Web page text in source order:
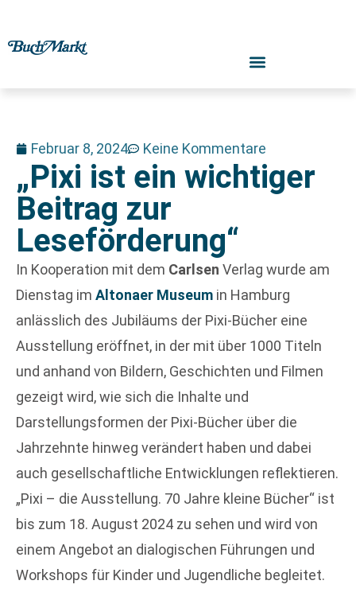
Februar 8, 2024 Keine Kommentare
„Pixi ist ein wichtiger
Beitrag zur
Leseförderung“
In Kooperation mit dem Carlsen Verlag wurde am
Dienstag im Altonaer Museum in Hamburg
anlässlich des Jubiläums der Pixi-Bücher eine
Ausstellung eröffnet, in der mit über 1000 Titeln
und anhand von Bildern, Geschichten und Filmen
gezeigt wird, wie sich die Inhalte und
Darstellungsformen der Pixi-Bücher über die
Jahrzehnte hinweg verändert haben und dabei
auch gesellschaftliche Entwicklungen reflektieren.
„Pixi – die Ausstellung. 70 Jahre kleine Bücher“ ist
bis zum 18. August 2024 zu sehen und wird von
einem Angebot an dialogischen Führungen und
Workshops für Kinder und Jugendliche begleitet.